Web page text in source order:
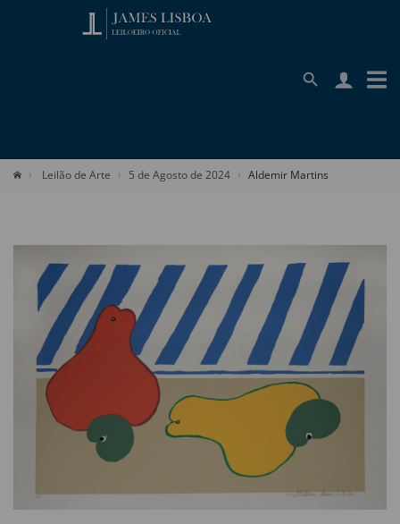
Leilão de Arte 5 de Agosto de 2024 Aldemir Martins